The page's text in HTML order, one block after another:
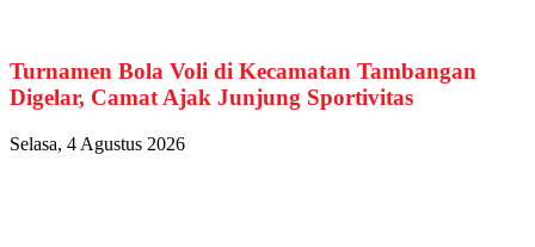
Turnamen Bola Voli di Kecamatan Tambangan
Digelar, Camat Ajak Junjung Sportivitas
Selasa, 4 Agustus 2026